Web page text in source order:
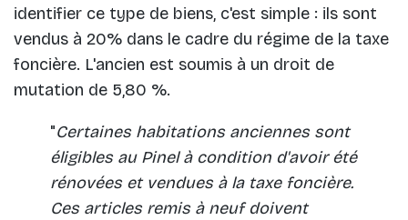
identifier ce type de biens, c'est simple : ils sont
vendus à 20% dans le cadre du régime de la taxe
foncière. L'ancien est soumis à un droit de
mutation de 5,80 %.
"Certaines habitations anciennes sont
éligibles au Pinel à condition d'avoir été
rénovées et vendues à la taxe foncière.
Ces articles remis à neuf doivent